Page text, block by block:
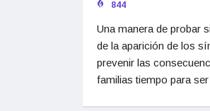
844
Una manera de probar
de la aparición de los
prevenir las
familias tiempo para